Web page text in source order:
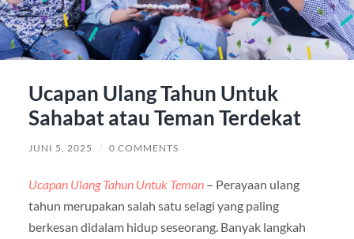
Ucapan Ulang Tahun Untuk
Sahabat atau Teman Terdekat
JUNI 5, 2025 / 0 COMMENTS
Ucapan Ulang Tahun Untuk Teman– Perayaan ulang
tahun merupakan salah satu selagi yang paling
berkesan didalam hidup seseorang. Banyak langkah